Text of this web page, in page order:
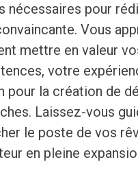
nécessaires pour
Vous
mettre en valeur
votre
pour la création de
Laissez-vous
le poste de vos
en pleine